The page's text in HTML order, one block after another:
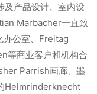
产品设计、室内设
Marbacher一直致
办公室、Freitag
等商业客户和机构合
Parrish画廊、墨
Helmrinderknecht